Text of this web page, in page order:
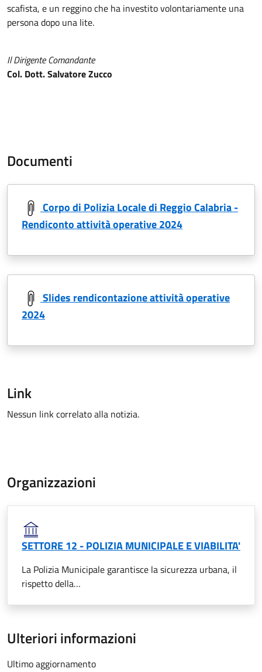
scafista, e un reggino che ha investito volontariamente una
persona dopo una lite.
Il Dirigente Comandante
Col. Dott. Salvatore Zucco
Documenti
Corpo di Polizia Locale di Reggio Calabria -
Rendiconto attività operative 2024
Slides rendicontazione attività operative
2024
Link
Nessun link correlato alla notizia.
Organizzazioni
SETTORE 12 - POLIZIA MUNICIPALE E VIABILITA'
La Polizia Municipale garantisce la sicurezza urbana, il
rispetto della…
Ulteriori informazioni
Ultimo aggiornamento